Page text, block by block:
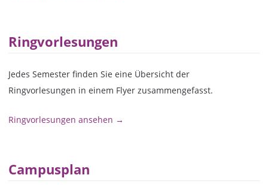
Ringvorlesungen
Jedes Semester finden Sie eine Übersicht der
Ringvorlesungen in einem Flyer zusammengefasst.
Ringvorlesungen ansehen →
Campusplan